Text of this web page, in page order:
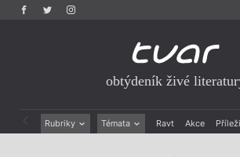
obtýdeník živé
Rubriky Témata Ravt Akce